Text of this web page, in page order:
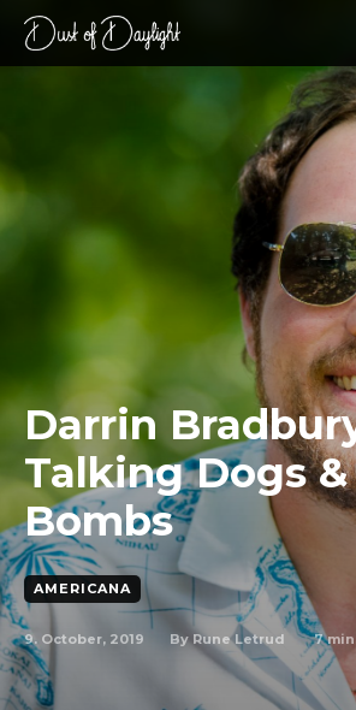
Darrin
Talking Dogs
Bombs
AMERICANA
9. October, 2019 By Rune Letrud 7